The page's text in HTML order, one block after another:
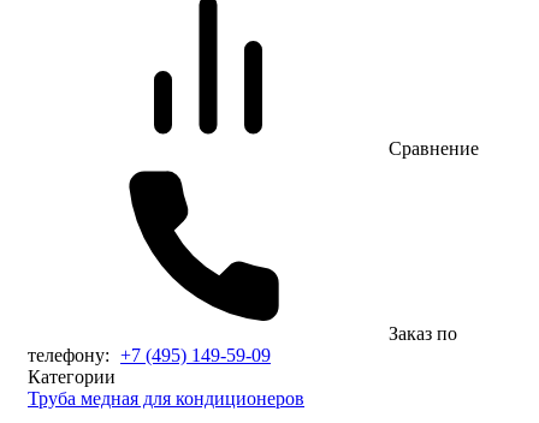
Сравнение
Заказ по
телефону: +7 (495) 149-59-09
Категории
Труба медная для кондиционеров